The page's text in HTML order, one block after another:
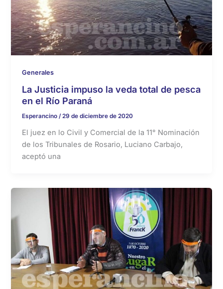
Generales
La Justicia impuso la veda total de pesca
en el Río Paraná
Esperancino/29 de diciembre de 2020
El juez en lo Civil y Comercial de la 11° Nominación
de los Tribunales de Rosario, Luciano Carbajo,
aceptó una